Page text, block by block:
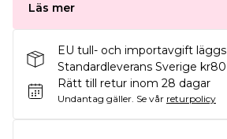
Läs mer
EU tull- och importavgift läggs
Standardleverans Sverige kr80
Rätt till retur inom 28 dagar
Undantag gäller. Se vår returpolicy